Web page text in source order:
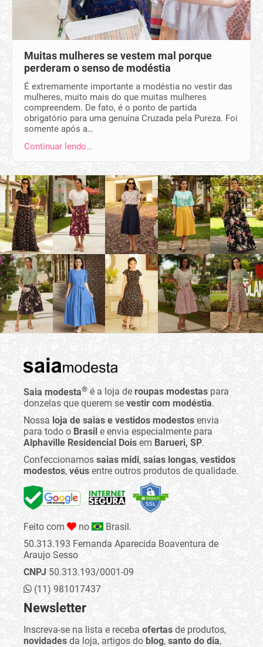
Muitas mulheres se vestem mal porque
perderam o senso de modéstia
É extremamente importante a modéstia no vestir das
mulheres, muito mais do que muitas mulheres
compreendem. De fato, é o ponto de partida
obrigatório para uma genuína Cruzada pela Pureza. Foi
somente após a…
Continuar lendo…
Saia modesta® é a loja de roupas modestas para
donzelas que querem se vestir com modéstia.
Nossa loja de saias e vestidos modestos envia
para todo o Brasil e envia especialmente para
Alphaville Residencial Dois em Barueri, SP.
Confeccionamos saias midi, saias longas, vestidos
modestos, véus entre outros produtos de qualidade.
Feito com no
Brasil.
50.313.193 Fernanda Aparecida Boaventura de
Araujo Sesso
CNPJ 50.313.193/0001-09
(11) 981017437
Newsletter
Inscreva-se na lista e receba ofertas de produtos,
novidades da loja, artigos do blog, santo do dia,